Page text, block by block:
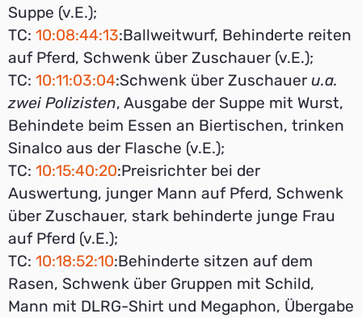
Suppe (v.E.);
TC: 10:08:44:13:Ballweitwurf, Behinderte reiten
auf Pferd, Schwenk über Zuschauer (v.E.);
TC: 10:11:03:04:Schwenk über Zuschauer u.a.
zwei Polizisten, Ausgabe der Suppe mit Wurst,
Behindete beim Essen an Biertischen, trinken
Sinalco aus der Flasche (v.E.);
TC: 10:15:40:20:Preisrichter bei der
Auswertung, junger Mann auf Pferd, Schwenk
über Zuschauer, stark behinderte junge Frau
auf Pferd (v.E.);
TC: 10:18:52:10:Behinderte sitzen auf dem
Rasen, Schwenk über Gruppen mit Schild,
Mann mit DLRG-Shirt und Megaphon, Übergabe